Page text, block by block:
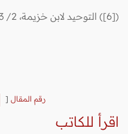
(
[6] ) التوحيد لابن خزيمة، 2/ 673.
رقم المقال [
اقرأ للكاتب